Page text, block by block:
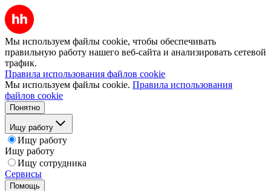
Мы используем файлы cookie, чтобы обеспечивать
правильную работу нашего веб-сайта и анализировать сетевой
трафик.
Правила использования файлов cookie
Мы используем файлы cookie. Правила использования
файлов cookie
Понятно
Ищу работу
Ищу работу
Ищу работу
Ищу сотрудника
Сервисы
Помощь